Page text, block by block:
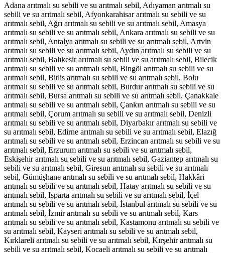
Adana arıtmalı su sebili ve su arıtmalı sebil, Adıyaman arıtmalı su
sebili ve su arıtmalı sebil, Afyonkarahisar arıtmalı su sebili ve su
arıtmalı sebil, Ağrı arıtmalı su sebili ve su arıtmalı sebil, Amasya
arıtmalı su sebili ve su arıtmalı sebil, Ankara arıtmalı su sebili ve su
arıtmalı sebil, Antalya arıtmalı su sebili ve su arıtmalı sebil, Artvin
arıtmalı su sebili ve su arıtmalı sebil, Aydın arıtmalı su sebili ve su
arıtmalı sebil, Balıkesir arıtmalı su sebili ve su arıtmalı sebil, Bilecik
arıtmalı su sebili ve su arıtmalı sebil, Bingöl arıtmalı su sebili ve su
arıtmalı sebil, Bitlis arıtmalı su sebili ve su arıtmalı sebil, Bolu
arıtmalı su sebili ve su arıtmalı sebil, Burdur arıtmalı su sebili ve su
arıtmalı sebil, Bursa arıtmalı su sebili ve su arıtmalı sebil, Çanakkale
arıtmalı su sebili ve su arıtmalı sebil, Çankırı arıtmalı su sebili ve su
arıtmalı sebil, Çorum arıtmalı su sebili ve su arıtmalı sebil, Denizli
arıtmalı su sebili ve su arıtmalı sebil, Diyarbakır arıtmalı su sebili ve
su arıtmalı sebil, Edirne arıtmalı su sebili ve su arıtmalı sebil, Elazığ
arıtmalı su sebili ve su arıtmalı sebil, Erzincan arıtmalı su sebili ve su
arıtmalı sebil, Erzurum arıtmalı su sebili ve su arıtmalı sebil,
Eskişehir arıtmalı su sebili ve su arıtmalı sebil, Gaziantep arıtmalı su
sebili ve su arıtmalı sebil, Giresun arıtmalı su sebili ve su arıtmalı
sebil, Gümüşhane arıtmalı su sebili ve su arıtmalı sebil, Hakkâri
arıtmalı su sebili ve su arıtmalı sebil, Hatay arıtmalı su sebili ve su
arıtmalı sebil, Isparta arıtmalı su sebili ve su arıtmalı sebil, İçel
arıtmalı su sebili ve su arıtmalı sebil, İstanbul arıtmalı su sebili ve su
arıtmalı sebil, İzmir arıtmalı su sebili ve su arıtmalı sebil, Kars
arıtmalı su sebili ve su arıtmalı sebil, Kastamonu arıtmalı su sebili ve
su arıtmalı sebil, Kayseri arıtmalı su sebili ve su arıtmalı sebil,
Kırklareli arıtmalı su sebili ve su arıtmalı sebil, Kırşehir arıtmalı su
sebili ve su arıtmalı sebil, Kocaeli arıtmalı su sebili ve su arıtmalı